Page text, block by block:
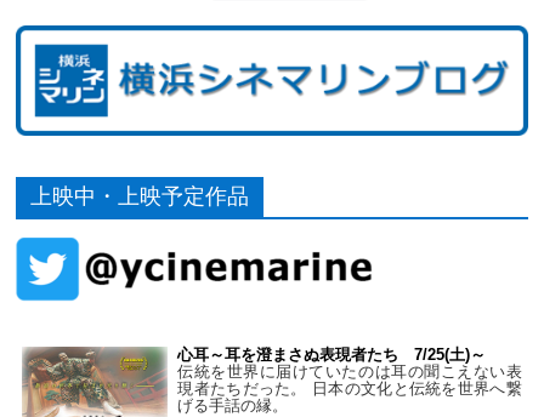
上映中・上映予定作品
心耳～耳を澄まさぬ表現者たち 7/25(土)～
伝統を世界に届けていたのは耳の聞こえない表
現者たちだった。 日本の文化と伝統を世界へ繋
げる手話の縁。